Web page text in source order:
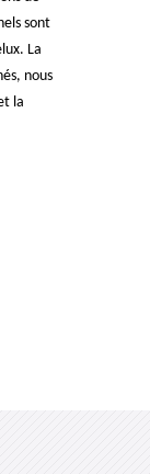
sont
La
nous
la